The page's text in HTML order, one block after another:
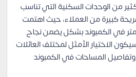
من الوحدات السكنية التي تناسب
كبيرة من العملاء، حيث اهتمت
في الكمبوند بشكل يضمن نجاح
الاختيار الأمثل لمختلف العائلات
المساحات في الكمبوند